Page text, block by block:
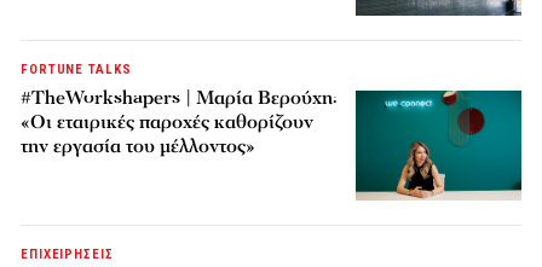
FORTUNE TALKS
#TheWorkshapers | Μαρία Βερούχη:
«Οι εταιρικές παροχές καθορίζουν
την εργασία του μέλλοντος»
ΕΠΙΧΕΙΡΗΣΕΙΣ